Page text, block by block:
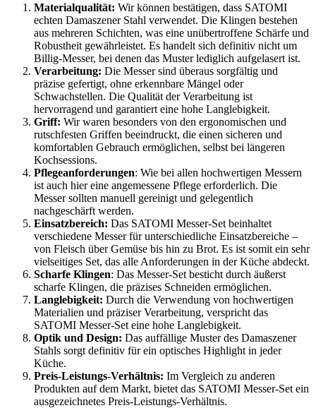
Materialqualität: Wir können bestätigen, dass SATOMI
echten Damaszener Stahl verwendet. Die Klingen bestehen
aus mehreren Schichten, was eine unübertroffene Schärfe und
Robustheit gewährleistet. Es handelt sich definitiv nicht um
Billig-Messer, bei denen das Muster lediglich aufgelasert ist.
Verarbeitung: Die Messer sind überaus sorgfältig und
präzise gefertigt, ohne erkennbare Mängel oder
Schwachstellen. Die Qualität der Verarbeitung ist
hervorragend und garantiert eine hohe Langlebigkeit.
Griff: Wir waren besonders von den ergonomischen und
rutschfesten Griffen beeindruckt, die einen sicheren und
komfortablen Gebrauch ermöglichen, selbst bei längeren
Kochsessions.
Pflegeanforderungen: Wie bei allen hochwertigen Messern
ist auch hier eine angemessene Pflege erforderlich. Die
Messer sollten manuell gereinigt und gelegentlich
nachgeschärft werden.
Einsatzbereich: Das SATOMI Messer-Set beinhaltet
verschiedene Messer für unterschiedliche Einsatzbereiche –
von Fleisch über Gemüse bis hin zu Brot. Es ist somit ein sehr
vielseitiges Set, das alle Anforderungen in der Küche abdeckt.
Scharfe Klingen: Das Messer-Set besticht durch äußerst
scharfe Klingen, die präzises Schneiden ermöglichen.
Langlebigkeit: Durch die Verwendung von hochwertigen
Materialien und präziser Verarbeitung, verspricht das
SATOMI Messer-Set eine hohe Langlebigkeit.
Optik und Design: Das auffällige Muster des Damaszener
Stahls sorgt definitiv für ein optisches Highlight in jeder
Küche.
Preis-Leistungs-Verhältnis: Im Vergleich zu anderen
Produkten auf dem Markt, bietet das SATOMI Messer-Set ein
ausgezeichnetes Preis-Leistungs-Verhältnis.